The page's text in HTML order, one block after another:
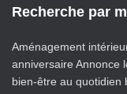
Recherche par
Aménagement
anniversaire Annonce
bien-être au quotidien